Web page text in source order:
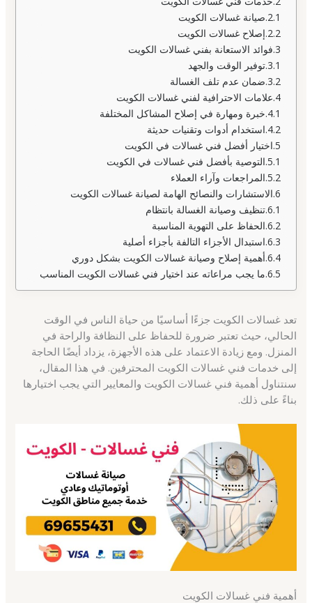
صيانة غسالات الكويت
إصلاح غسالات الكويت
فوائد الاستعانة بفني غسالات الكويت
توفير الوقت والجهد
ضمان عدم تلف الغسالة
علامات الاحترافية لفني غسالات الكويت
خبرة ومهارة في إصلاح المشاكل المختلفة
استخدام أدوات وتقنيات حديثة
اختيار أفضل فني غسالات في الكويت
التوصية بأفضل فني غسالات في الكويت
المراجعات وآراء العملاء
الاستشارات والنصائح الهامة لصيانة غسالات الكويت
تنظيف وصيانة الغسالة بانتظام
الحفاظ على التهوية المناسبة
استبدال الأجزاء التالفة بأجزاء أصلية
أهمية إصلاح وصيانة غسالات الكويت بشكل دوري
ما يجب مراعاته عند اختيار فني غسالات الكويت المناسب
تعد غسالات الكويت جزءًا أساسيًا من حياة الناس في الوقت
الحالي، حيث تعتبر ضرورة للحفاظ على النظافة والراحة في
المنزل. ومع زيادة الاعتماد على هذه الأجهزة، يزداد أيضًا الحاجة
إلى خدمات فني غسالات الكويت المحترفين. في هذا المقال،
سنتناول أهمية فني غسالات الكويت والمعايير التي يجب اختيارها
بناءً على ذلك.
أهمية فني غسالات الكويت